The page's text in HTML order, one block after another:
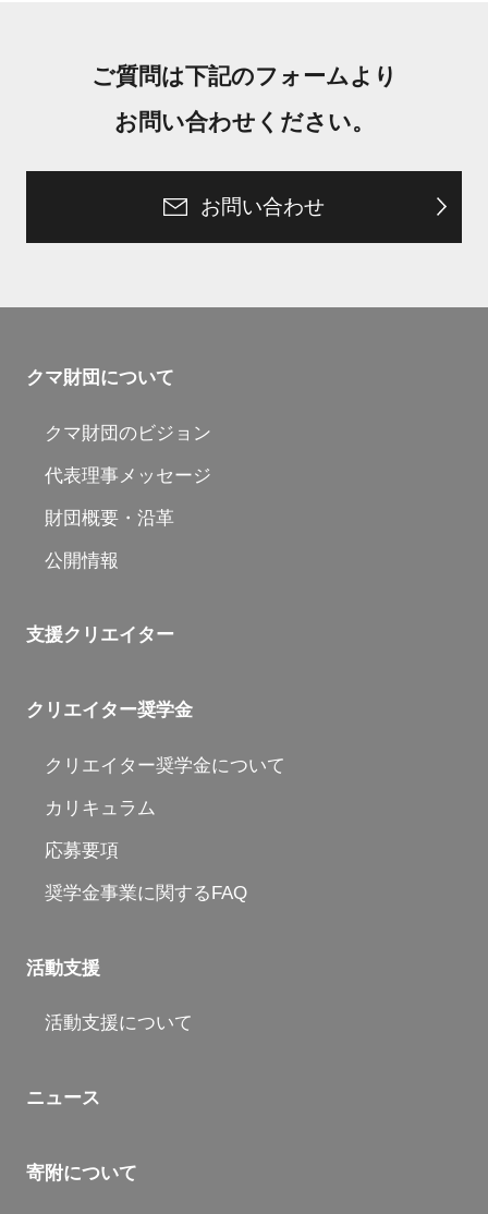
ご質問は下記のフォームより
お問い合わせください。
お問い合わせ
クマ財団について
クマ財団のビジョン
代表理事メッセージ
財団概要・沿革
公開情報
支援クリエイター
クリエイター奨学金
クリエイター奨学金について
カリキュラム
応募要項
奨学金事業に関するFAQ
活動支援
活動支援について
ニュース
寄附について